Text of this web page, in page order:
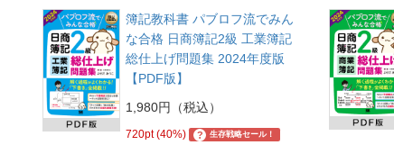
簿記教科書 パブロフ流でみん
な合格 日商簿記2級 工業簿記
総仕上げ問題集 2024年度版
【PDF版】
1,980円（税込）
720pt (40%) ? 生存戦略セール！